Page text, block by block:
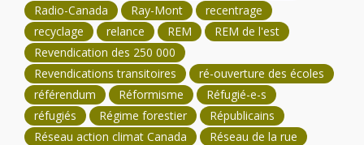
Radio-Canada
Ray-Mont
recentrage
recyclage
relance REM
REM de l'est
Revendication des 250 000
Revendications transitoires
ré-ouverture des écoles
référendum
Réformisme
Réfugié-e-s
réfugiés
Régime forestier
Républicains
Réseau action climat Canada
Réseau de la rue